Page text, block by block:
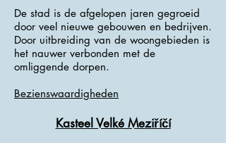
De stad is de afgelopen jaren gegroeid
door veel nieuwe gebouwen en bedrijven.
Door uitbreiding van de woongebieden is
het nauwer verbonden met de
omliggende dorpen.
Bezienswaardigheden
Kasteel Velké Meziříčí